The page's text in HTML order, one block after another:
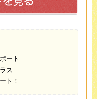
ート
ス
ト！